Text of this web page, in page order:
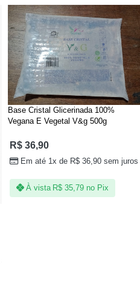
Base Cristal Glicerinada 100%
Vegana E Vegetal V&g 500g
R$36,90
Em até 1x de R$ 36,90 sem juros
À vista R$ 35,79 no Pix